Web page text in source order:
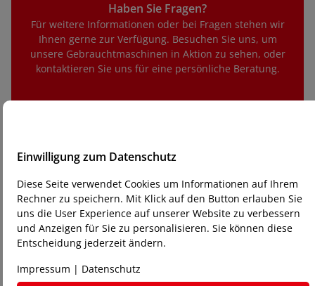
Haben Sie Fragen?
Für weitere Informationen oder bei Fragen stehen wir
Ihnen gerne zur Verfügung. Besuchen Sie uns, um
unsere Gebrauchtmaschinen in Aktion zu sehen, oder
kontaktieren Sie uns für eine persönliche Beratung.
Ihre Vorteile beim Kauf einer
Gebrauchtmaschine bei Laser-
Store24:
Einwilligung zum Datenschutz
Diese Seite verwendet Cookies um Informationen auf Ihrem
Rechner zu speichern. Mit Klick auf den Button erlauben Sie
uns die User Experience auf unserer Website zu verbessern
und Anzeigen für Sie zu personalisieren. Sie können diese
Entscheidung jederzeit ändern.
Impressum | Datenschutz